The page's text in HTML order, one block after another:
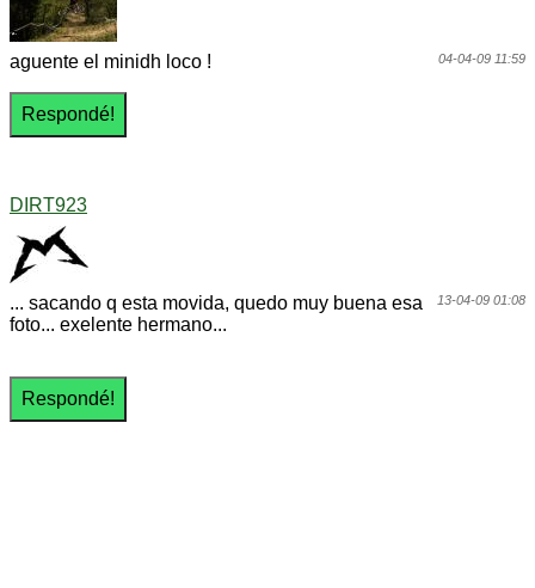
04-04-09 11:59
aguente el minidh loco !
DIRT923
13-04-09 01:08
... sacando q esta movida, quedo muy buena esa
foto... exelente hermano...